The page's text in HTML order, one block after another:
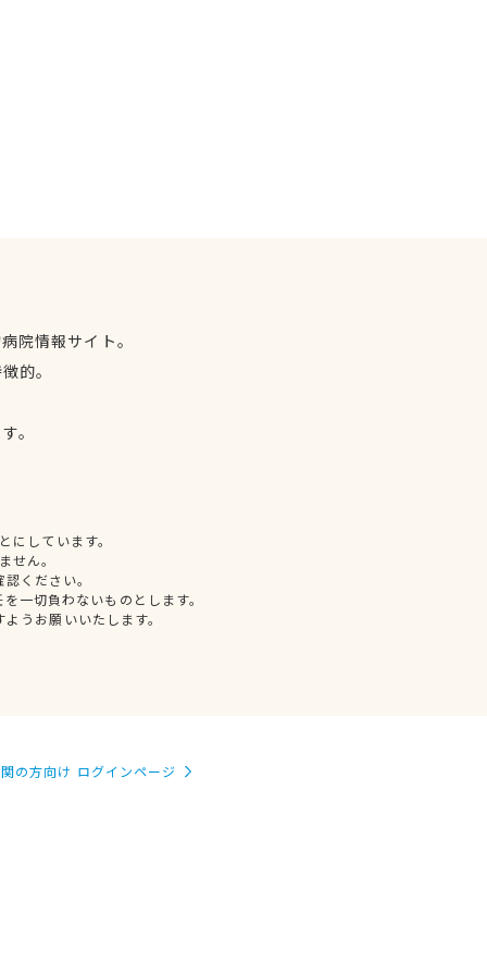
院情報サイト。
的。
。
しています。
せん。
ください。
一切負わないものとします。
うお願いいたします。
の方向け ログインページ